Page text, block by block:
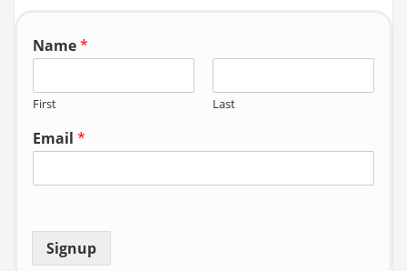
Name*
First Last
Email *
Signup